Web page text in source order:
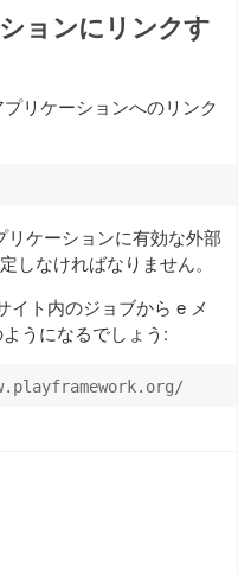
ョンにリンクす
リケーションへのリンク
ケーションに有効な外部
しなければなりません。
イト内のジョブから e メ
うになるでしょう: